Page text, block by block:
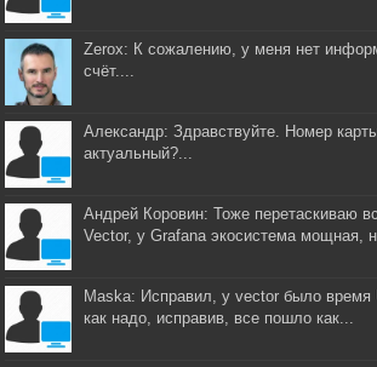
Zerox: К сожалению, у меня нет
счёт....
Александр: Здравствуйте. Номер
актуальный?...
Андрей Коровин: Тоже перетаскиваю
Vector, у Grafana экосистема мощная,
Maska: Исправил, у vector было время
как надо, исправив, все пошло как...